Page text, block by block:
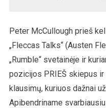
Peter McCullough prieš
„Fleccas Talks“ (Austen
„Rumble“ svetainėje ir
pozicijos PRIEŠ skiepus
klausimų, kuriuos dažnai
Apibendriname